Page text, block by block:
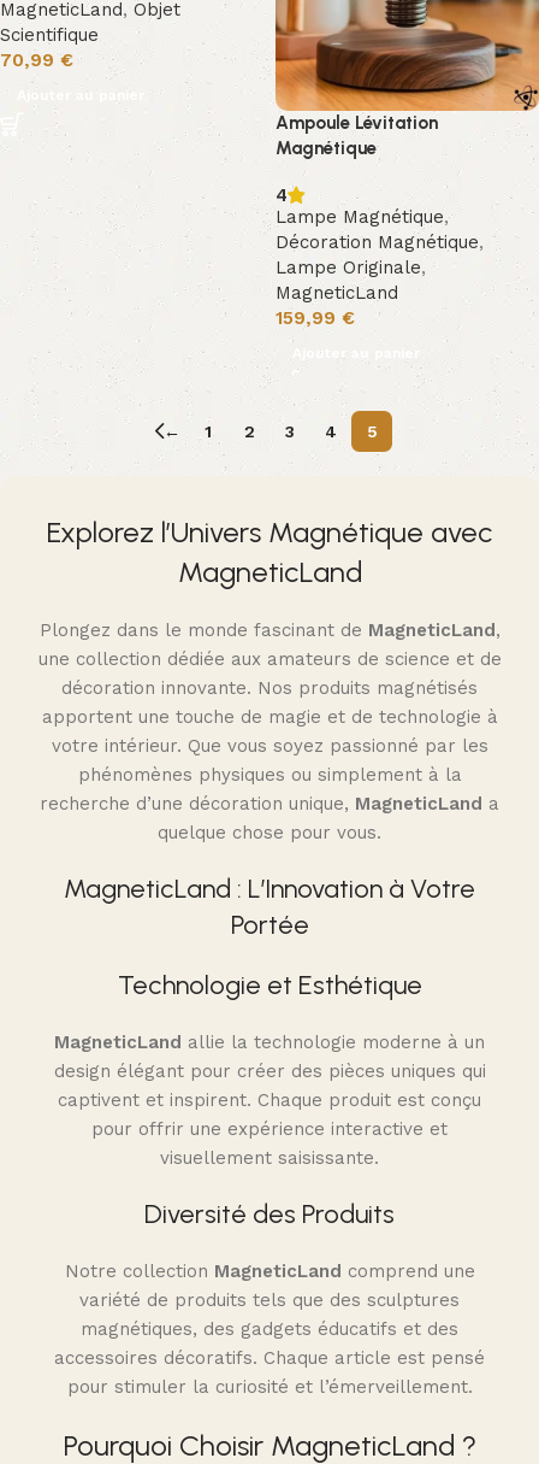
MagneticLand, Objet
Scientifique
70,99€
Ajouter au panier
Ampoule Lévitation
Magnétique
4
Lampe Magnétique,
Décoration Magnétique,
Lampe Originale,
MagneticLand
159,99€
Ajouter au panier
← 1 2 3 4 5
Explorez l’Univers Magnétique avec
MagneticLand
Plongez dans le monde fascinant de MagneticLand,
une collection dédiée aux amateurs de science et de
décoration innovante. Nos produits magnétisés
apportent une touche de magie et de technologie à
votre intérieur. Que vous soyez passionné par les
phénomènes physiques ou simplement à la
recherche d’une décoration unique, MagneticLand a
quelque chose pour vous.
MagneticLand : L’Innovation à Votre
Portée
Technologie et Esthétique
MagneticLand allie la technologie moderne à un
design élégant pour créer des pièces uniques qui
captivent et inspirent. Chaque produit est conçu
pour offrir une expérience interactive et
visuellement saisissante.
Diversité des Produits
Notre collection MagneticLand comprend une
variété de produits tels que des sculptures
magnétiques, des gadgets éducatifs et des
accessoires décoratifs. Chaque article est pensé
pour stimuler la curiosité et l’émerveillement.
Pourquoi Choisir MagneticLand ?